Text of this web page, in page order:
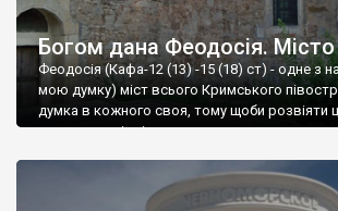
Богом дана Феодосія.
Феодосія (Кафа-12 (13) -15 (18) ст) - одне з
мою думку) міст всього Кримського
думка в кожного своя, тому щоби розвіяти
запрошую відвідати це